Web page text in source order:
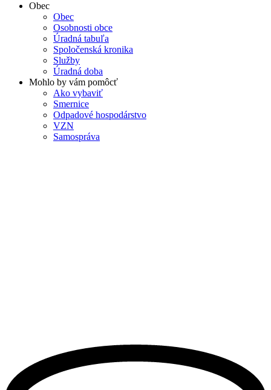
Obec
Obec
Osobnosti obce
Úradná tabuľa
Spoločenská kronika
Služby
Úradná doba
Mohlo by vám pomôcť
Ako vybaviť
Smernice
Odpadové hospodárstvo
VZN
Samospráva